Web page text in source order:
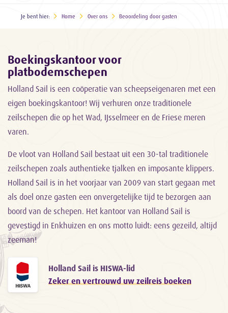
Je bent hier: Home Over ons Beoordeling door gasten
Boekingskantoor voor
platbodemschepen
Holland Sail is een coöperatie van scheepseigenaren met een
eigen boekingskantoor! Wij verhuren onze traditionele
zeilschepen die op het Wad, IJsselmeer en de Friese meren
varen.
De vloot van Holland Sail bestaat uit een 30-tal traditionele
zeilschepen zoals authentieke tjalken en imposante klippers.
Holland Sail is in het voorjaar van 2009 van start gegaan met
als doel onze gasten een onvergetelijke tijd te bezorgen aan
boord van de schepen. Het kantoor van Holland Sail is
gevestigd in Enkhuizen en ons motto luidt: eens gezeild, altijd
zeeman!
Holland Sail is HISWA-lid
Zeker en vertrouwd uw zeilreis boeken